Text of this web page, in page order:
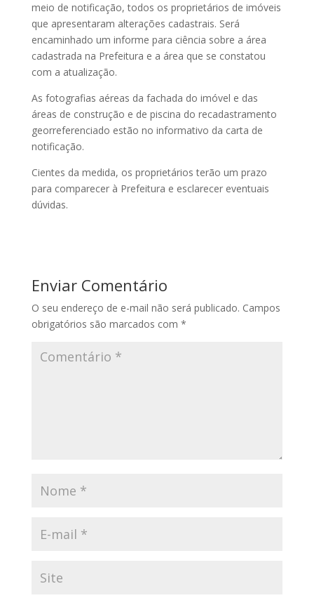
meio de notificação, todos os proprietários de imóveis
que apresentaram alterações cadastrais. Será
encaminhado um informe para ciência sobre a área
cadastrada na Prefeitura e a área que se constatou
com a atualização.
As fotografias aéreas da fachada do imóvel e das
áreas de construção e de piscina do recadastramento
georreferenciado estão no informativo da carta de
notificação.
Cientes da medida, os proprietários terão um prazo
para comparecer à Prefeitura e esclarecer eventuais
dúvidas.
Enviar Comentário
O seu endereço de e-mail não será publicado. Campos
obrigatórios são marcados com *